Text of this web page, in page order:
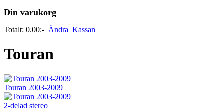
Din varukorg
Totalt: 0.00:- Ändra Kassan
Touran
Touran 2003-2009